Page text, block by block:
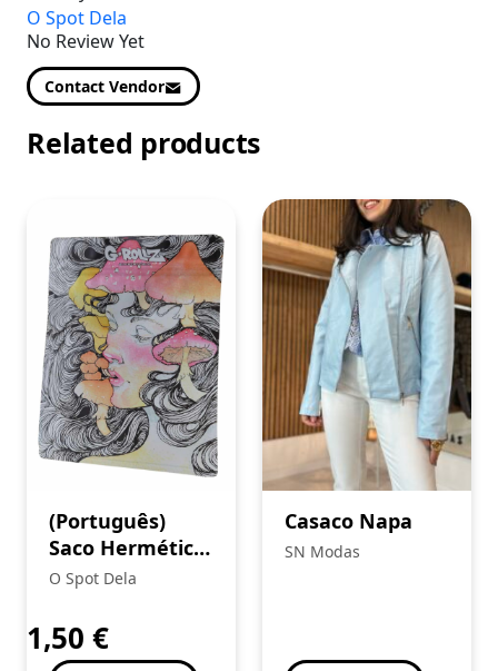
O Spot Dela
No Review Yet
Contact Vendor
Related products
(Português)
Saco Hermético
“Mushroom
O Spot Dela
1,50 €
Casaco Napa
SN Modas